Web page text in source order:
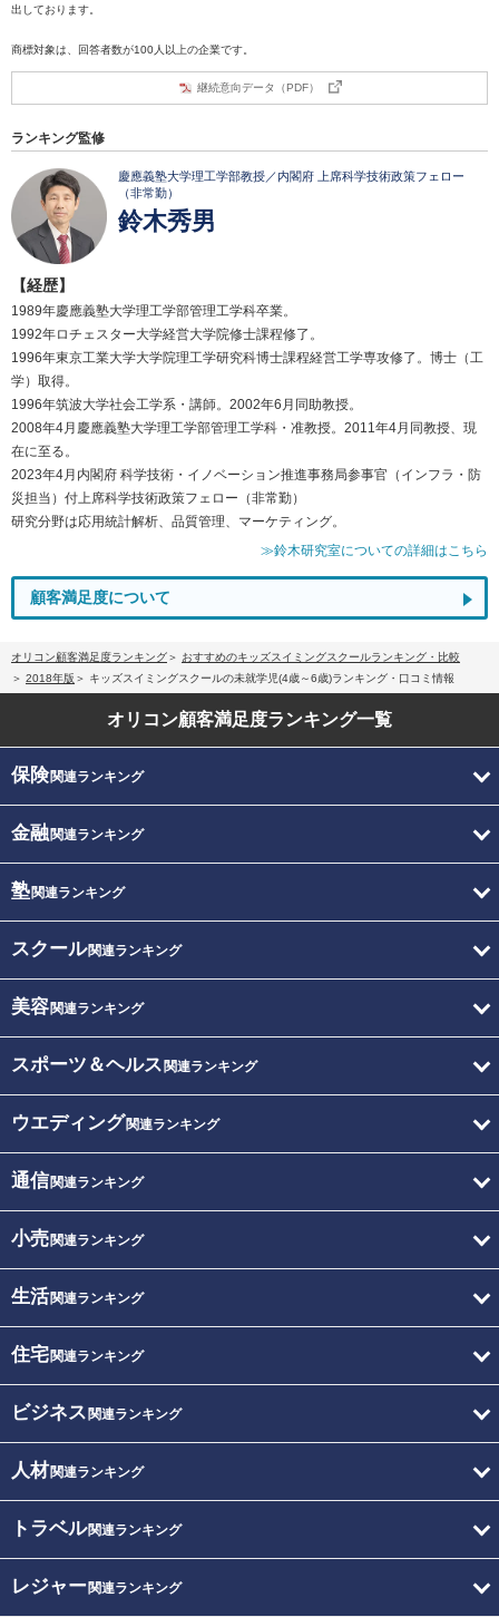
出しております。
商標対象は、回答者数が100人以上の企業です。
継続意向データ（PDF）
ランキング監修
慶應義塾大学理工学部教授／内閣府 上席科学技術政策フェロー
（非常勤）
鈴木秀男
【経歴】
1989年慶應義塾大学理工学部管理工学科卒業。
1992年ロチェスター大学経営大学院修士課程修了。
1996年東京工業大学大学院理工学研究科博士課程経営工学専攻修了。博士（工
学）取得。
1996年筑波大学社会工学系・講師。2002年6月同助教授。
2008年4月慶應義塾大学理工学部管理工学科・准教授。2011年4月同教授、現
在に至る。
2023年4月内閣府 科学技術・イノベーション推進事務局参事官（インフラ・防
災担当）付上席科学技術政策フェロー（非常勤）
研究分野は応用統計解析、品質管理、マーケティング。
≫鈴木研究室についての詳細はこちら
顧客満足度について
オリコン顧客満足度ランキング
おすすめのキッズスイミングスクールランキング・比較
2018年版
キッズスイミングスクールの未就学児(4歳～6歳)ランキング・口コミ情報
オリコン顧客満足度ランキング一覧
保険関連ランキング
金融関連ランキング
塾関連ランキング
スクール関連ランキング
美容関連ランキング
スポーツ＆ヘルス 関連ランキング
ウエディング関連ランキング
通信関連ランキング
小売関連ランキング
生活関連ランキング
住宅関連ランキング
ビジネス 関連ランキング
人材関連ランキング
トラベル関連ランキング
レジャー関連ランキング